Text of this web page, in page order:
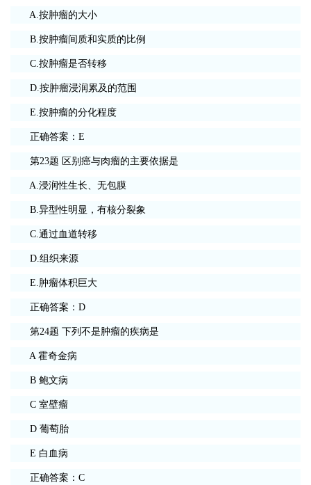
A.按肿瘤的大小
B.按肿瘤间质和实质的比例
C.按肿瘤是否转移
D.按肿瘤浸润累及的范围
E.按肿瘤的分化程度
正确答案：E
第23题 区别癌与肉瘤的主要依据是
A.浸润性生长、无包膜
B.异型性明显，有核分裂象
C.通过血道转移
D.组织来源
E.肿瘤体积巨大
正确答案：D
第24题 下列不是肿瘤的疾病是
A 霍奇金病
B 鲍文病
C 室壁瘤
D 葡萄胎
E 白血病
正确答案：C